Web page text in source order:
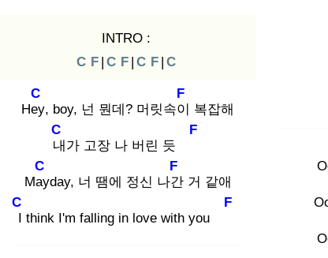
INTRO :
C F | C F | C F | C
Hey
C
, boy, 넌 뭔데? 머릿속이
F
복잡해
내
C
가 고장 나 버린 듯
F
May
C
day, 너 땜에 정신 나간
F
거 같애
I
C
think I'm falling in love with you
F